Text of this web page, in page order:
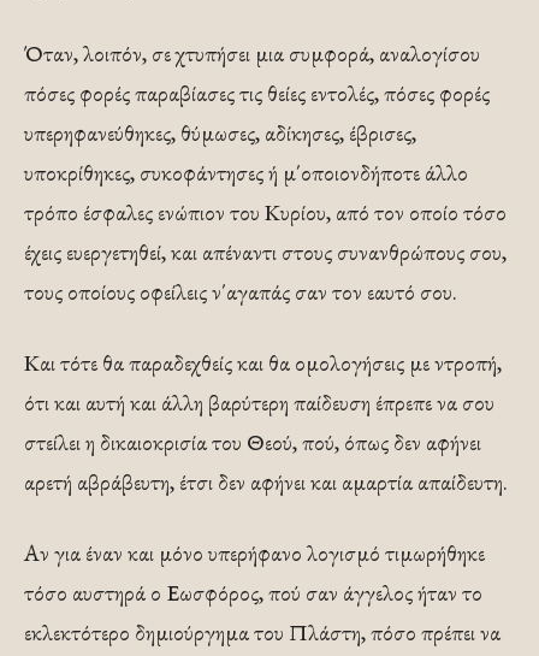
Όταν, λοιπόν, σε χτυπήσει μια συμφορά, αναλογίσου
πόσες φορές παραβίασες τις θείες εντολές, πόσες φορές
υπερηφανεύθηκες, θύμωσες, αδίκησες, έβρισες,
υποκρίθηκες, συκοφάντησες ή μ΄οποιονδήποτε άλλο
τρόπο έσφαλες ενώπιον του Κυρίου, από τον οποίο τόσο
έχεις ευεργετηθεί, και απέναντι στους συνανθρώπους σου,
τους οποίους οφείλεις ν΄αγαπάς σαν τον εαυτό σου.
Και τότε θα παραδεχθείς και θα ομολογήσεις με ντροπή,
ότι και αυτή και άλλη βαρύτερη παίδευση έπρεπε να σου
στείλει η δικαιοκρισία του Θεού, πού, όπως δεν αφήνει
αρετή αβράβευτη, έτσι δεν αφήνει και αμαρτία απαίδευτη.
Αν για έναν και μόνο υπερήφανο λογισμό τιμωρήθηκε
τόσο αυστηρά ο Εωσφόρος, πού σαν άγγελος ήταν το
εκλεκτότερο δημιούργημα του Πλάστη, πόσο πρέπει να